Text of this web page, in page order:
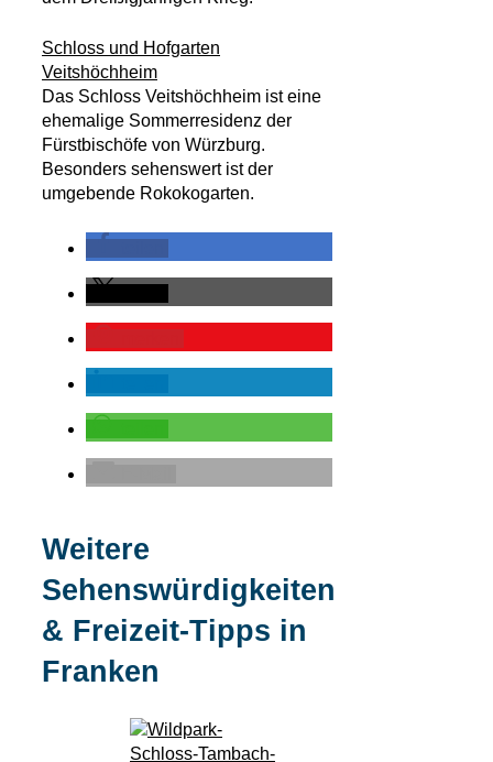
Schloss und Hofgarten
Veitshöchheim
Das Schloss Veitshöchheim ist eine
ehemalige Sommerresidenz der
Fürstbischöfe von Würzburg.
Besonders sehenswert ist der
umgebende Rokokogarten.
Weitere
Sehenswürdigkeiten
& Freizeit-Tipps in
Franken